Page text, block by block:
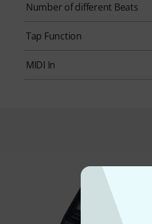
Number of different Beats
Tap Function
MIDI In